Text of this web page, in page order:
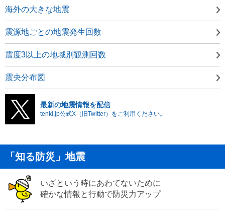
海外の大きな地震
震源地ごとの地震発生回数
震度3以上の地域別観測回数
震央分布図
最新の地震情報を配信
tenki.jp公式X（旧Twitter）をご利用ください。
「知る防災」地震
いざという時にあわてないために
確かな情報と行動で防災力アップ